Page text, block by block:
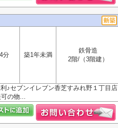
分 築1年未満
鉄骨造
2階/（3階建）
♪セブンイレブン香芝すみれ野１丁目店
の物...